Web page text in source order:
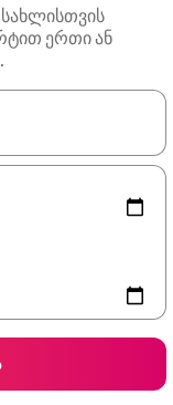
ერთი ან
გახდება,